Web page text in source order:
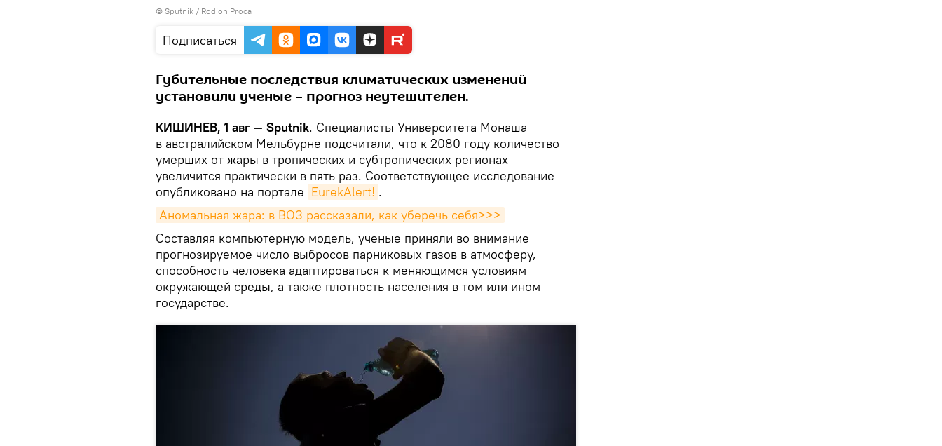
© Sputnik / Rodion Proca
Подписаться
Губительные последствия климатических изменений
установили ученые – прогноз неутешителен.
КИШИНЕВ, 1 авг — Sputnik. Специалисты Университета Монаша
в австралийском Мельбурне подсчитали, что к 2080 году количество
умерших от жары в тропических и субтропических регионах
увеличится практически в пять раз. Соответствующее исследование
опубликовано на портале EurekAlert! .
Аномальная жара: в ВОЗ рассказали, как уберечь себя>>>
Составляя компьютерную модель, ученые приняли во внимание
прогнозируемое число выбросов парниковых газов в атмосферу,
способность человека адаптироваться к меняющимся условиям
окружающей среды, а также плотность населения в том или ином
государстве.